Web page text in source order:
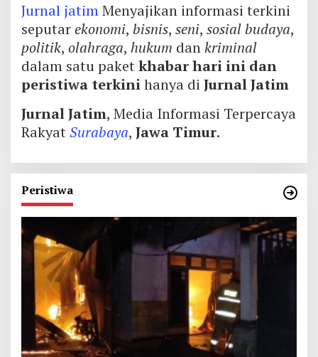
Jurnal jatimMenyajikan informasi terkini
seputarekonomi, bisnis, seni, sosial budaya,
politik, olahraga, hukum dankriminal
dalam satu paketkhabar hari ini dan
peristiwa terkinihanya di Jurnal Jatim
Jurnal Jatim, Media Informasi Terpercaya
RakyatSurabaya, Jawa Timur.
Peristiwa